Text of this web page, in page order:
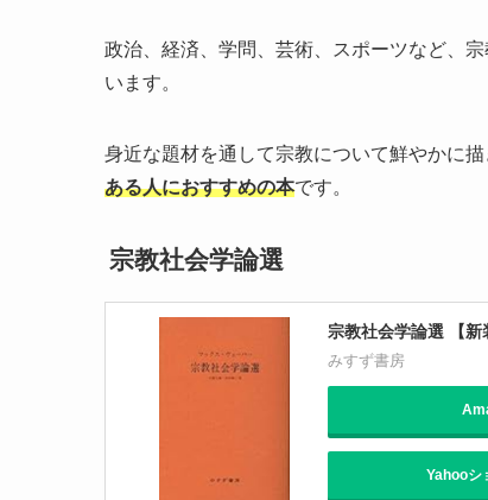
政治、経済、学問、芸術、スポーツなど、
います。
身近な題材を通して宗教について鮮やかに描
ある人におすすめの本です。
宗教社会学論選
宗教社会学論選 【新
みすず書房
Yahooシ